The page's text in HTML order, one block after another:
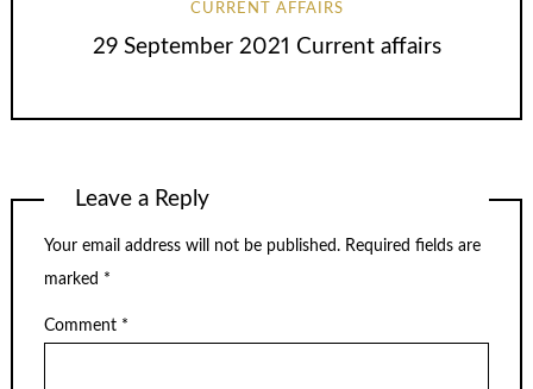
CURRENT AFFAIRS
29 September 2021 Current affairs
Leave a Reply
Your email address will not be published. Required fields are
marked *
Comment *